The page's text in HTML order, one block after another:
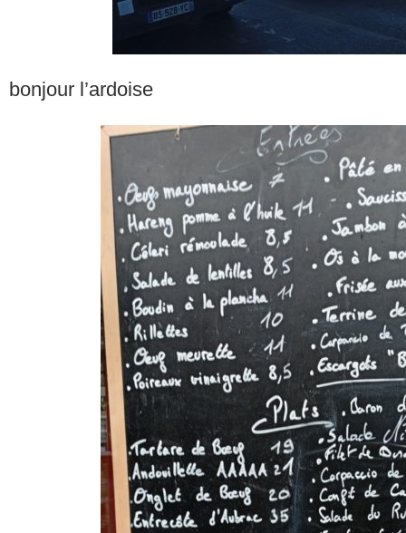
bonjour l’ardoise